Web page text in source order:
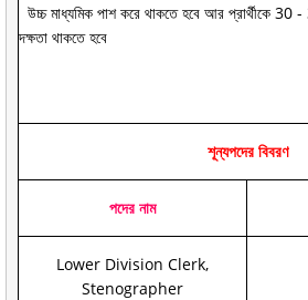
উচ্চ মাধ্যমিক পাশ করে থাকতে হবে আর প্রার্থীকে 30
দক্ষতা থাকতে হবে
শূন্যপদের বিবরণ
পদের নাম
Lower Division Clerk,
Stenographer